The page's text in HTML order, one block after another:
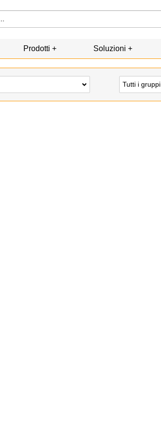
Prodotti Soluzioni
Tutti i gruppi